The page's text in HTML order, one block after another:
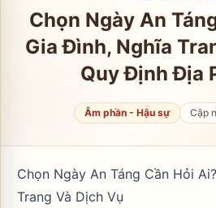
Chọn Ngày An
Gia Đình, Nghĩa
Quy Định Địa
Âm phần - Hậu sự Cập
Chọn Ngày An Táng Cần Hỏi
Trang Và Dịch Vụ